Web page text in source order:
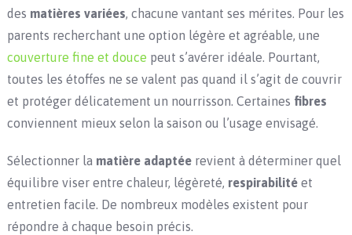
des matières variées, chacune vantant ses mérites. Pour les
parents recherchant une option légère et agréable, une
couverture fine et douce peut s’avérer idéale. Pourtant,
toutes les étoffes ne se valent pas quand il s’agit de couvrir
et protéger délicatement un nourrisson. Certaines fibres
conviennent mieux selon la saison ou l’usage envisagé.
Sélectionner la matière adaptéerevient à déterminer quel
équilibre viser entre chaleur, légèreté, respirabilitéet
entretien facile. De nombreux modèles existent pour
répondre à chaque besoin précis.